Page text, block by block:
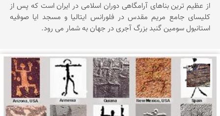
از عظیم ترین بناهای آرامگاهی دوران اسلامی در ایران است که پس از
کلیسای جامع مریم مقدس در فلورانس ایتالیا و مسجد ایا صوفیه
استانبول سومین گنبد بزرگ آجری در جهان به شمار می رود.
محمد ناصری فرد